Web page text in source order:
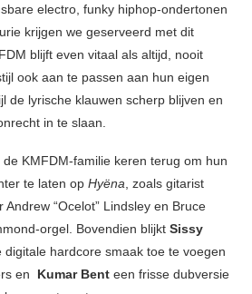
electro, funky hiphop-ondertonen
krijgen we geserveerd met dit
blijft even vitaal als altijd, nooit
ook aan te passen aan hun eigen
de lyrische klauwen scherp blijven en
in te slaan.
KMFDM-familie keren terug om hun
te laten op Hyëna, zoals gitarist
Andrew “Ocelot” Lindsley en Bruce
orgel. Bovendien blijkt Sissy
digitale hardcore smaak toe te voegen
en Kumar Bent een frisse dubversie